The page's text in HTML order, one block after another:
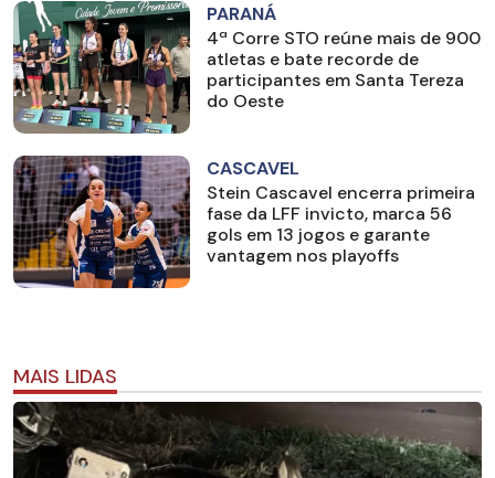
PARANÁ
4ª Corre STO reúne mais de 900
atletas e bate recorde de
participantes em Santa Tereza
do Oeste
CASCAVEL
Stein Cascavel encerra primeira
fase da LFF invicto, marca 56
gols em 13 jogos e garante
vantagem nos playoffs
MAIS LIDAS